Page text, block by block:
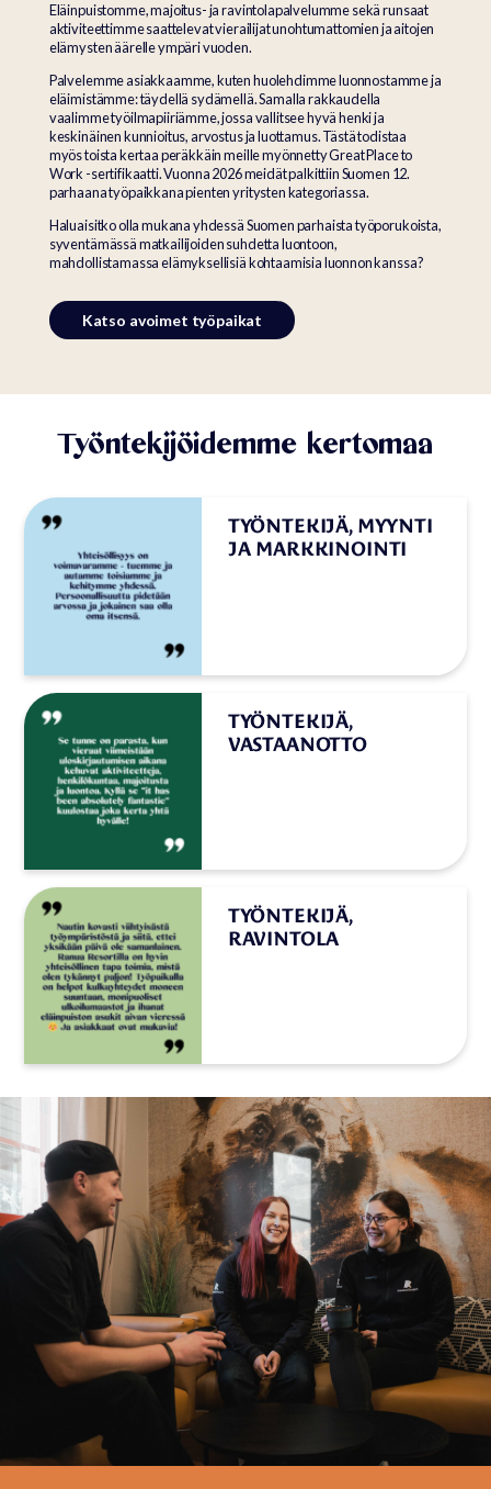
Eläinpuistomme, majoitus- ja ravintolapalvelumme sekä runsaat
aktiviteettimme saattelevat vierailijat unohtumattomien ja aitojen
elämysten äärelle ympäri vuoden.
Palvelemme asiakkaamme, kuten huolehdimme luonnostamme ja
eläimistämme: täydellä sydämellä. Samalla rakkaudella
vaalimme työilmapiiriämme, jossa vallitsee hyvä henki ja
keskinäinen kunnioitus, arvostus ja luottamus. Tästä todistaa
myös toista kertaa peräkkäin meille myönnetty Great Place to
Work -sertifikaatti. Vuonna 2026 meidät palkittiin Suomen 12.
parhaana työpaikkana pienten yritysten kategoriassa.
Haluaisitko olla mukana yhdessä Suomen parhaista työporukoista,
syventämässä matkailijoiden suhdetta luontoon,
mahdollistamassa elämyksellisiä kohtaamisia luonnon kanssa?
Katso avoimet työpaikat
Työntekijöidemme kertomaa
TYÖNTEKIJÄ, MYYNTI
JA MARKKINOINTI
TYÖNTEKIJÄ,
VASTAANOTTO
absolutely fantastic” kuulostaa joka
TYÖNTEKIJÄ,
RAVINTOLA
tykännyt paljon! Työpaikalla on
suuntaan, monipuoliset
ulkoilumaastot ja ihanat
eläinpuiston asukit aivan vieressä
Ja asiakkaat ovat mukavia!”